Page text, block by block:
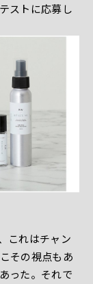
ストに応募し
これはチャン
その視点もあ
った。それで